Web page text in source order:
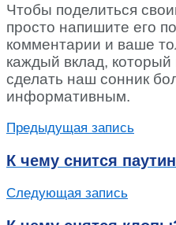
Чтобы поделиться
просто напишите его
комментарии и ваше
каждый вклад,
сделать наш сонник
информативным.
Предыдущая запись
К чему снится
Следующая запись